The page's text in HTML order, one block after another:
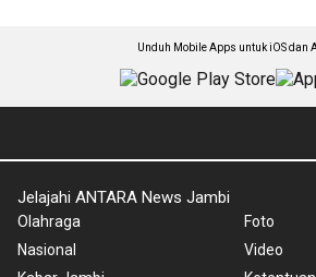
Unduh Mobile Apps untuk iOS dan
Jelajahi ANTARA News Jambi
Olahraga
Nasional
Foto
Video